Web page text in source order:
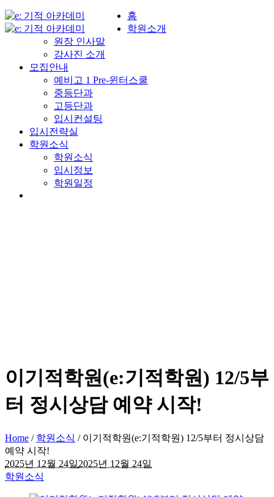
홈
학원소개
원장 인사말
강사진 소개
모집안내
예비고 1 Pre-윈터스쿨
중등단과
고등단과
입시컨설팅
입시전략실
학원소식
학원소식
입시정보
학원일정
이기적학원(e:기적학원) 12/5부
터 정시상담 예약 시작!
Home / 학원소식 / 이기적학원(e:기적학원) 12/5부터 정시상담
예약 시작!
2025년 12월 24일2025년 12월 24일
학원소식